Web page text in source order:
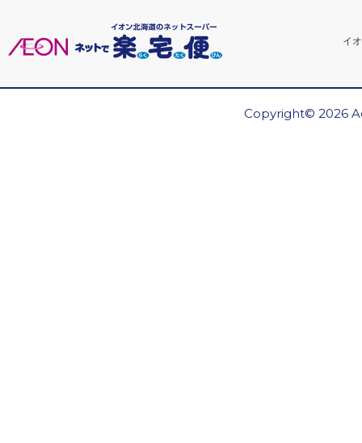
イ
Copyright© 2026